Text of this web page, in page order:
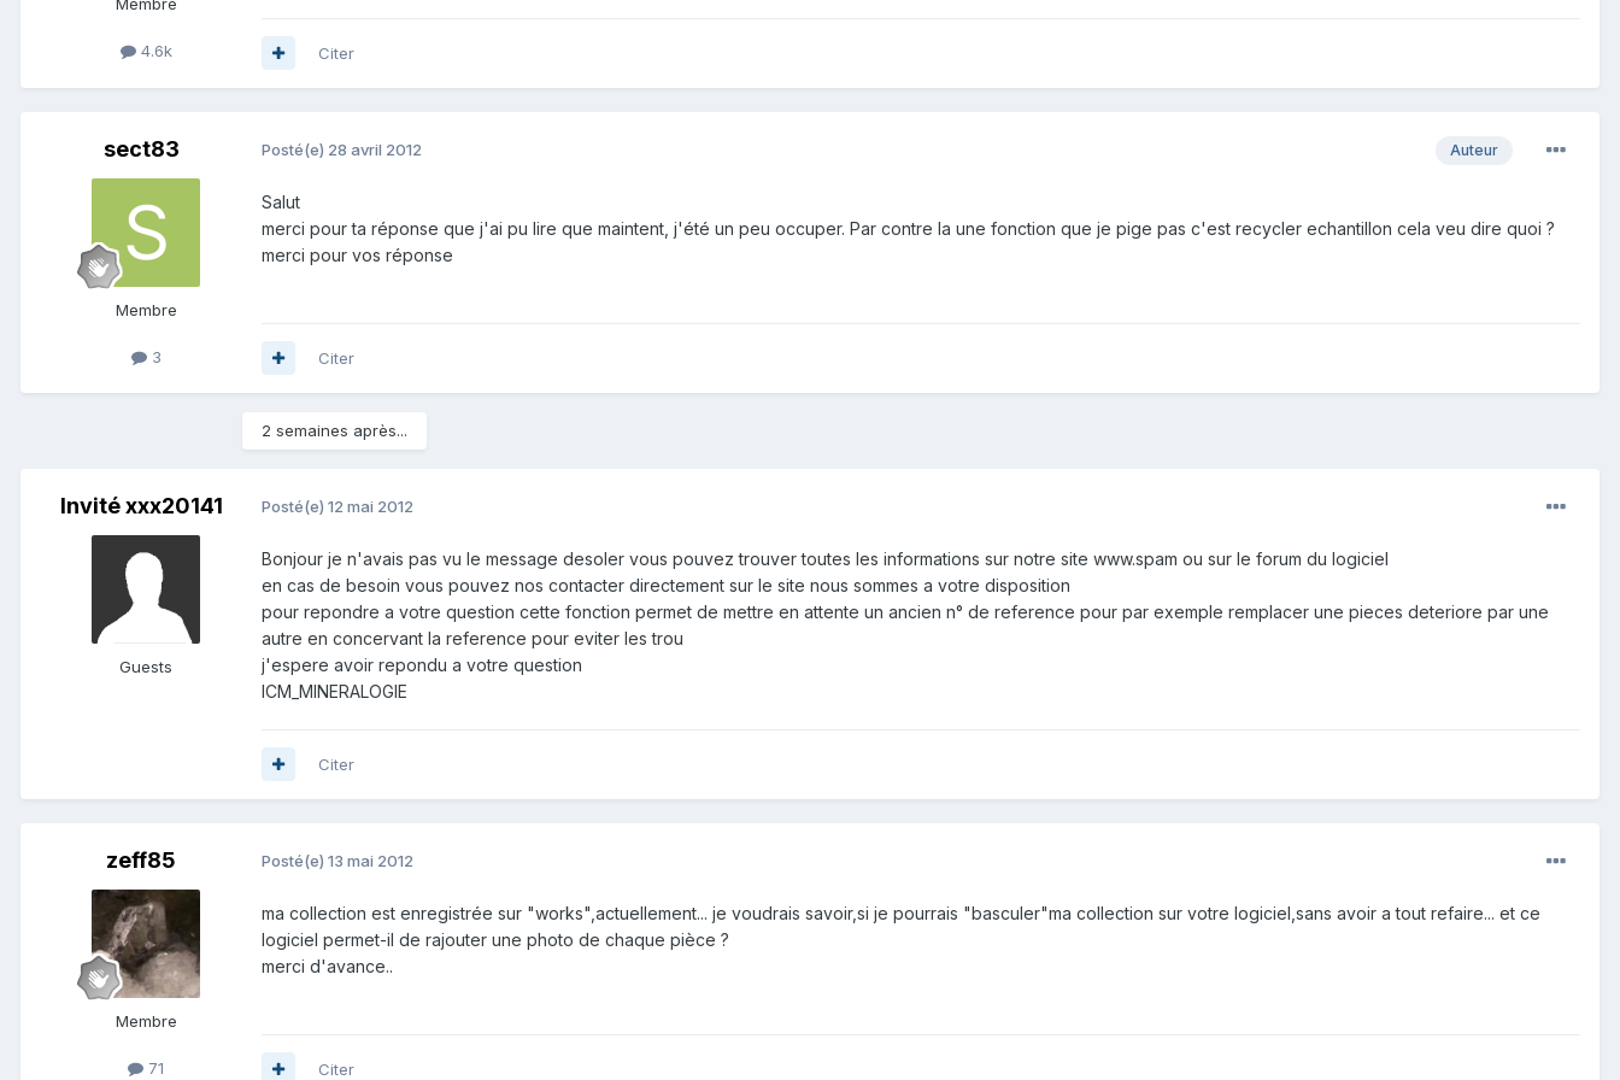
Membre
4.6k Citer
sect83
Membre
3
Auteur
Posté(e) 28 avril 2012
Salut
merci pour ta réponse que j'ai pu lire que maintent, j'été un peu occuper. Par contre la une fonction que je pige pas c'est recycler echantillon cela veu dire quoi ?
merci pour vos réponse
Citer
2 semaines après...
Invité xxx20141
Guests
Posté(e) 12 mai 2012
Bonjour je n'avais pas vu le message desoler vous pouvez trouver toutes les informations sur notre site www.spam ou sur le forum du logiciel
en cas de besoin vous pouvez nos contacter directement sur le site nous sommes a votre disposition
pour repondre a votre question cette fonction permet de mettre en attente un ancien n° de reference pour par exemple remplacer une pieces deteriore par une
autre en concervant la reference pour eviter les trou
j'espere avoir repondu a votre question
ICM_MINERALOGIE
Citer
zeff85
Membre
71
Posté(e) 13 mai 2012
ma collection est enregistrée sur "works",actuellement... je voudrais savoir,si je pourrais "basculer"ma collection sur votre logiciel,sans avoir a tout refaire... et ce
logiciel permet-il de rajouter une photo de chaque pièce ?
merci d'avance..
Citer